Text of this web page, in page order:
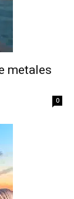
la
metales
0